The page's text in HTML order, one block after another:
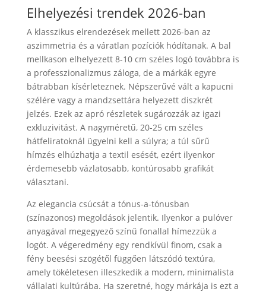
Elhelyezési trendek 2026-ban
A klasszikus elrendezések mellett 2026-ban az
aszimmetria és a váratlan pozíciók hódítanak. A bal
mellkason elhelyezett 8-10 cm széles logó továbbra is
a professzionalizmus záloga, de a márkák egyre
bátrabban kísérleteznek. Népszerűvé vált a kapucni
szélére vagy a mandzsettára helyezett diszkrét
jelzés. Ezek az apró részletek sugározzák az igazi
exkluzivitást. A nagyméretű, 20-25 cm széles
hátfeliratoknál ügyelni kell a súlyra; a túl sűrű
hímzés elhúzhatja a textil esését, ezért ilyenkor
érdemesebb vázlatosabb, kontúrosabb grafikát
választani.
Az elegancia csúcsát a tónus-a-tónusban
(színazonos) megoldások jelentik. Ilyenkor a pulóver
anyagával megegyező színű fonallal hímezzük a
logót. A végeredmény egy rendkívül finom, csak a
fény beesési szögétől függően látszódó textúra,
amely tökéletesen illeszkedik a modern, minimalista
vállalati kultúrába. Ha szeretné, hogy márkája is ezt a